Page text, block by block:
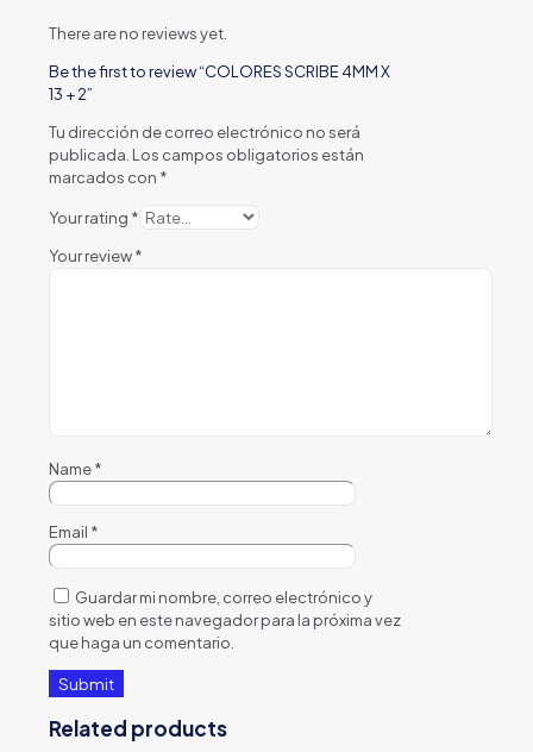
There are no reviews yet.
Be the first to review “COLORES SCRIBE 4MM X
13 + 2”
Tu dirección de correo electrónico no será
publicada. Los campos obligatorios están
marcados con *
Your rating *
Your review*
Name*
Email *
Guardar mi nombre, correo electrónico y
sitio web en este navegador para la próxima vez
que haga un comentario.
Related products